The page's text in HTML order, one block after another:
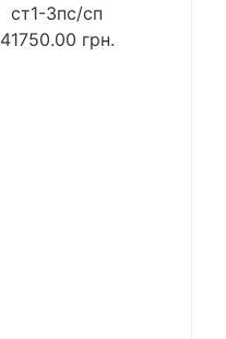
ст1-3пс/сп
41750.00 грн.